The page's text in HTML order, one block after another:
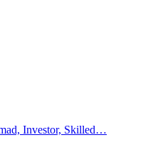
Investor, Skilled…